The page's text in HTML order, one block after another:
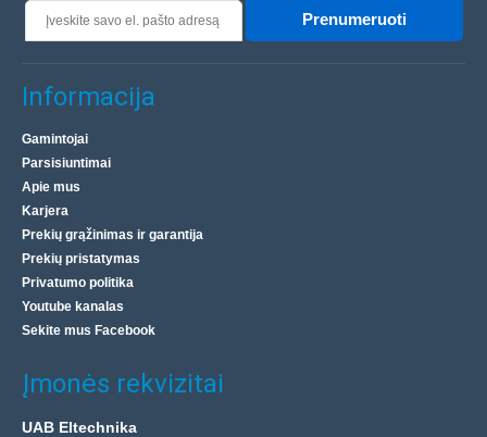
Prenumeruoti
Informacija
Gamintojai
Parsisiuntimai
Apie mus
Karjera
Prekių grąžinimas ir garantija
Prekių pristatymas
Privatumo politika
Youtube kanalas
Sekite mus Facebook
Įmonės rekvizitai
UAB Eltechnika